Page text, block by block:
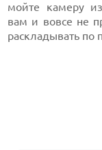
мойте камеру
вам и вовсе не
раскладывать по